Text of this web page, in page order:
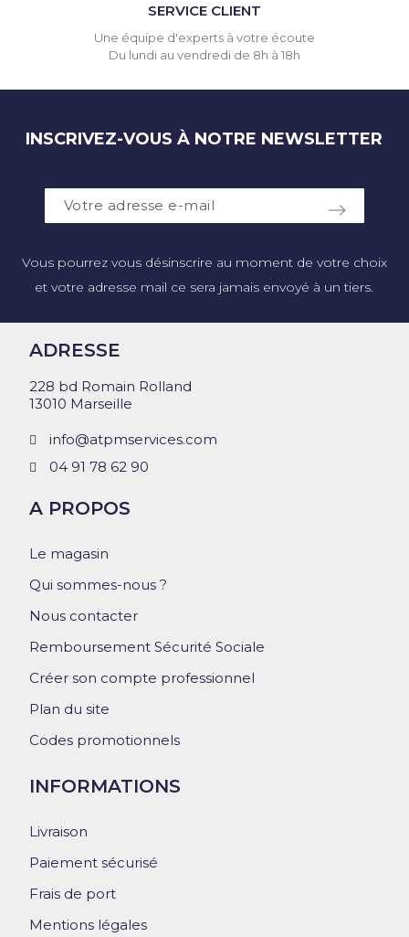
SERVICE CLIENT
Une équipe d'experts à votre écoute
Du lundi au vendredi de 8h à 18h
INSCRIVEZ-VOUS À NOTRE NEWSLETTER
Vous pourrez vous désinscrire au moment de votre choix
et votre adresse mail ce sera jamais envoyé à un tiers.
ADRESSE
228 bd Romain Rolland
13010 Marseille
info@atpmservices.com
04 91 78 62 90
A PROPOS
Le magasin
Qui sommes-nous ?
Nous contacter
Remboursement Sécurité Sociale
Créer son compte professionnel
Plan du site
Codes promotionnels
INFORMATIONS
Livraison
Paiement sécurisé
Frais de port
Mentions légales